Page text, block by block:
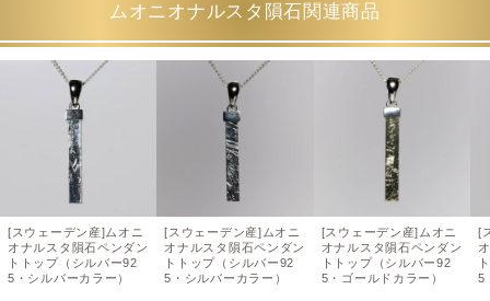
ムオニオナルスタ隕石関連商品
[スウェーデン産]ムオニ
オナルスタ隕石ペンダン
トトップ（シルバー92
5・シルバーカラー）
[スウェーデン産]ムオニ
オナルスタ隕石ペンダン
トトップ（シルバー92
5・シルバーカラー）
[スウェーデン産]ムオニ
オナルスタ隕石ペンダン
トトップ（シルバー92
5・ゴールドカラー）
[
5